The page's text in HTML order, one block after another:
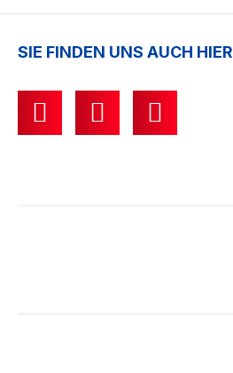
SIE FINDEN UNS AUCH HIER